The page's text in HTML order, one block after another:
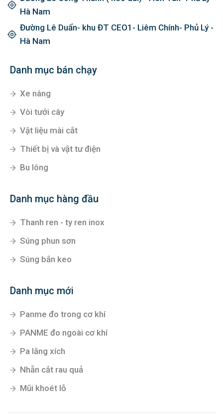
Hà Nam
Đường Lê Duẩn- khu ĐT CEO1- Liêm Chính- Phủ Lý -
Hà Nam
Danh mục bán chạy
Xe nâng
Vòi tưới cây
Vật liệu mài cắt
Thiết bị và vật tư điện
Bu lông
Danh mục hàng đầu
Thanh ren - ty ren inox
Súng phun sơn
Súng bắn keo
Danh mục mới
Panme đo trong cơ khí
PANME đo ngoài cơ khí
Pa lăng xích
Nhẵn cắt rau quả
Mũi khoét lỗ